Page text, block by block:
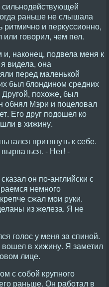
сильнодействующей
раньше не слышала
и перкуссионно,
говорил, чем пел.
наконец, подвела меня к
видела, она
перед маленькой
был блондином средних
Другой, похоже, был
обнял Мэри и поцеловал
Его друг подошел ко
в хижину.
притянуть к себе.
- Нет! -
он по-английски с
немного
сжал мои руки.
из железа. Я не
голос у меня за спиной.
в хижину. Я заметил
лице.
с собой крупного
раньше. Он работал в